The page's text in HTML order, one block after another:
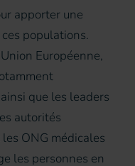
apporter une
populations.
Européenne,
que les leaders
autorités
ONG médicales
les personnes en